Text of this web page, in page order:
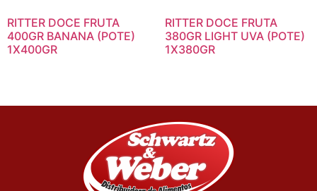
RITTER DOCE FRUTA
400GR BANANA (POTE)
1X400GR
RITTER DOCE FRUTA
380GR LIGHT UVA (POTE)
1X380GR